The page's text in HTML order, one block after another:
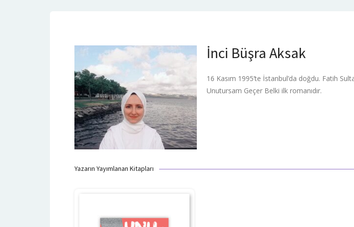
İnci Büşra Aksak
16 Kasım 1995’te İstanbul’da doğdu. Fatih
Unutursam Geçer Belki ilk romanıdır.
Yazarın Yayımlanan Kitapları